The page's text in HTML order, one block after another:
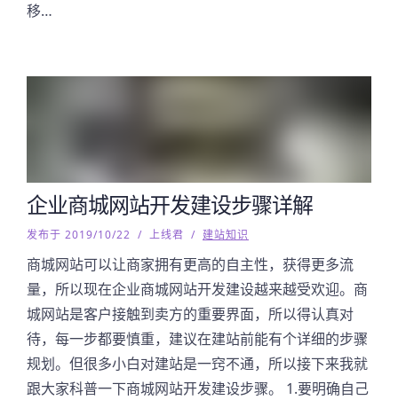
移…
企业商城网站开发建设步骤详解
发布于 2019/10/22 / 上线君 / 建站知识
商城网站可以让商家拥有更高的自主性，获得更多流
量，所以现在企业商城网站开发建设越来越受欢迎。商
城网站是客户接触到卖方的重要界面，所以得认真对
待，每一步都要慎重，建议在建站前能有个详细的步骤
规划。但很多小白对建站是一窍不通，所以接下来我就
跟大家科普一下商城网站开发建设步骤。 1.要明确自己